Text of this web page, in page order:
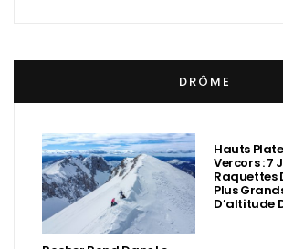
DRÔME
Hauts
Vercors : 7
Raquettes
Plus
D’altitude